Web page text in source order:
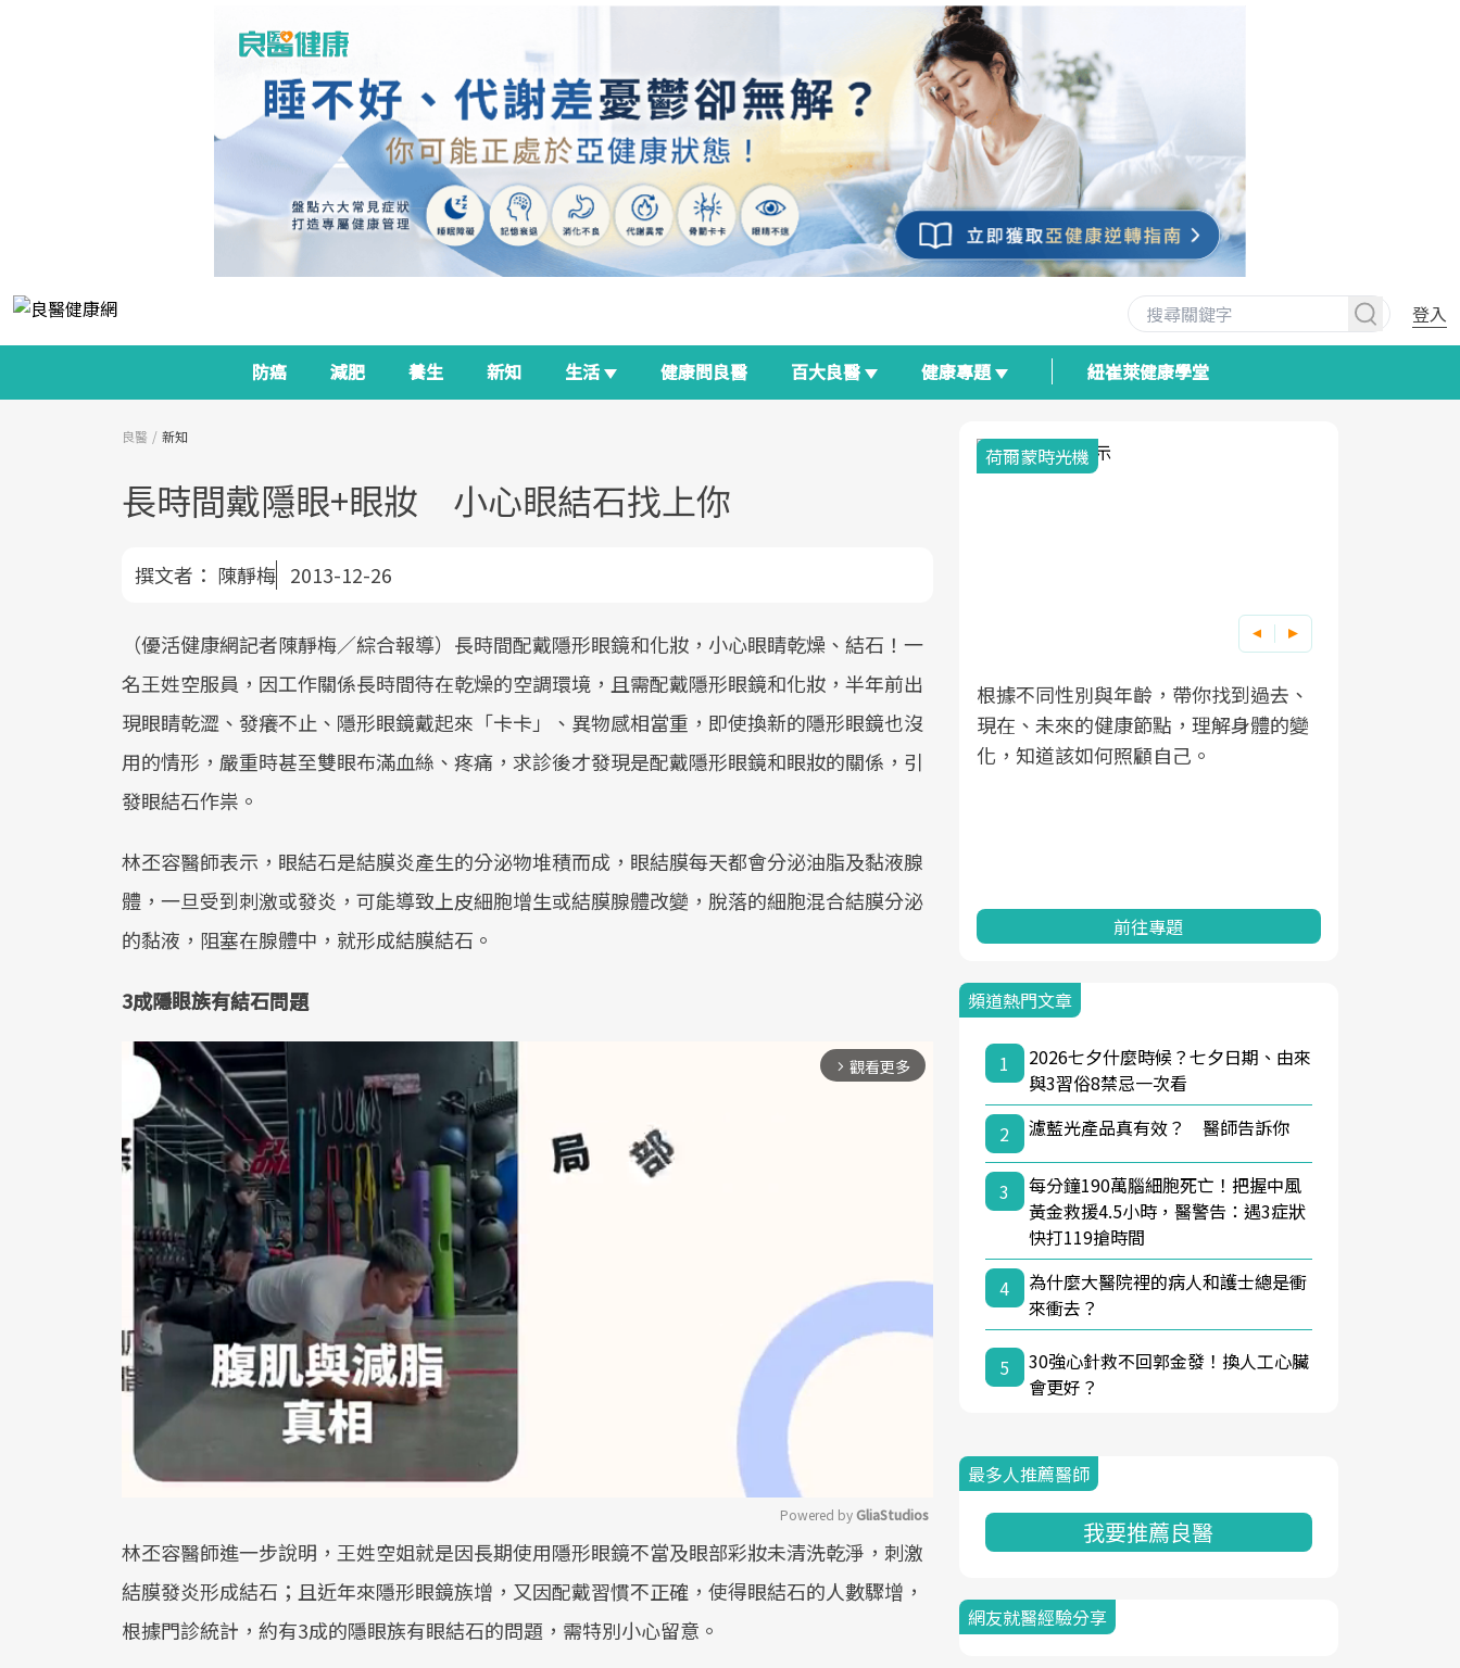
登入
防癌 減肥 養生 新知 生活 健康問良醫 百大良醫 健康專題 紐崔萊健康學堂
良醫 新知
長時間戴隱眼+眼妝 小心眼結石找上你
撰文者： 陳靜梅 2013-12-26
（優活健康網記者陳靜梅／綜合報導）長時間配戴隱形眼鏡和化妝，小心眼睛乾燥、結石！一
名王姓空服員，因工作關係長時間待在乾燥的空調環境，且需配戴隱形眼鏡和化妝，半年前出
現眼睛乾澀、發癢不止、隱形眼鏡戴起來「卡卡」、異物感相當重，即使換新的隱形眼鏡也沒
用的情形，嚴重時甚至雙眼布滿血絲、疼痛，求診後才發現是配戴隱形眼鏡和眼妝的關係，引
發眼結石作祟。
林丕容醫師表示，眼結石是結膜炎產生的分泌物堆積而成，眼結膜每天都會分泌油脂及黏液腺
體，一旦受到刺激或發炎，可能導致上皮細胞增生或結膜腺體改變，脫落的細胞混合結膜分泌
的黏液，阻塞在腺體中，就形成結膜結石。
3成隱眼族有結石問題
arrow_forward_ios 觀看更多
Mute
Powered by GliaStudios
林丕容醫師進一步說明，王姓空姐就是因長期使用隱形眼鏡不當及眼部彩妝未清洗乾淨，刺激
結膜發炎形成結石；且近年來隱形眼鏡族增，又因配戴習慣不正確，使得眼結石的人數驟增，
根據門診統計，約有3成的隱眼族有眼結石的問題，需特別小心留意。
面對超高齡社會的浪潮，台灣正在快速
邁向「健康照護」的新時代。隨著國家
政策如「健康台灣推動委員會」與「長
療院所的服務，更是民眾了解自身健康
狀況、啟動健康管理的重要起點。
2025年，就到良醫生活祭體驗「一站式
健康新生活」，從講座、體驗到運動，
全面啟動你的健康革命！
良醫健康網從「換季的身體變化」出
發，透過醫學觀點與日常感受的對話，
建立對亞健康的認知，進而引導實際的
荷爾蒙時光機
根據不同性別與年齡，帶你找到過去、
現在、未來的健康節點，理解身體的變
化，知道該如何照顧自己。
前往專題
頻道熱門文章
1
2026七夕什麼時候？七夕日期、由來
與3習俗8禁忌一次看
2
濾藍光產品真有效？ 醫師告訴你
3
每分鐘190萬腦細胞死亡！把握中風
黃金救援4.5小時，醫警告：遇3症狀
快打119搶時間
4
為什麼大醫院裡的病人和護士總是衝
來衝去？
5
30強心針救不回郭金發！換人工心臟
會更好？
最多人推薦醫師
我要推薦良醫
網友就醫經驗分享